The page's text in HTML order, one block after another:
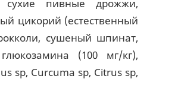
сухие пивные дрожжи,
цикорий (естественный
сушеный шпинат,
(100 мг/кг),
sp, Curcuma sp, Citrus sp,